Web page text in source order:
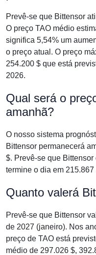
Prevê-se que Bittensor
O preço TAO médio
significa 5,54% um
o preço atual. O preço
254.200 $ que está
2026.
Qual será o
amanhã?
O nosso sistema
Bittensor permanecerá
$. Prevê-se que
termine o dia em 215.867
Quanto valerá
Prevê-se que Bittensor
de 2027 (janeiro). Nos
preço de TAO está
médio de 297.026 $,